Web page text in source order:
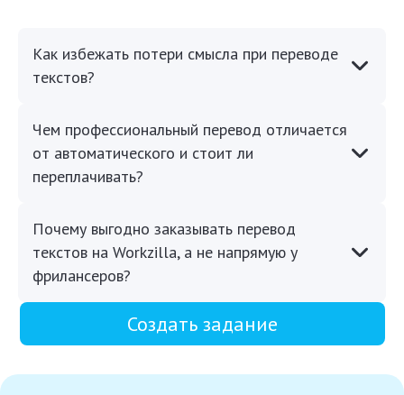
Как избежать потери смысла при переводе
текстов?
Чем профессиональный перевод отличается
от автоматического и стоит ли
переплачивать?
Почему выгодно заказывать перевод
текстов на Workzilla, а не напрямую у
фрилансеров?
Создать задание